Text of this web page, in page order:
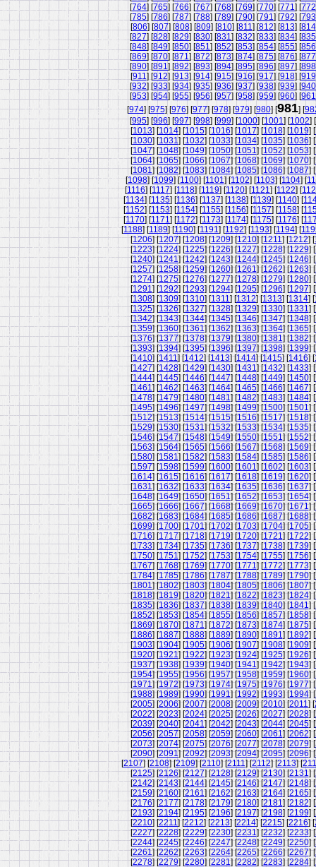
[764] [765] [766] [767] [768] [769] [770] [771] [772
[785] [786] [787] [788] [789] [790] [791] [792] [793
[806] [807] [808] [809] [810] [811] [812] [813] [814
[827] [828] [829] [830] [831] [832] [833] [834] [835
[848] [849] [850] [851] [852] [853] [854] [855] [856
[869] [870] [871] [872] [873] [874] [875] [876] [877
[890] [891] [892] [893] [894] [895] [896] [897] [898
[911] [912] [913] [914] [915] [916] [917] [918] [919
[932] [933] [934] [935] [936] [937] [938] [939] [940
[953] [954] [955] [956] [957] [958] [959] [960] [961
[974] [975] [976] [977] [978] [979] [980] [981] [
[995] [996] [997] [998] [999] [1000] [1001] [1002] [
[1013] [1014] [1015] [1016] [1017] [1018] [1019] [
[1030] [1031] [1032] [1033] [1034] [1035] [1036] [
[1047] [1048] [1049] [1050] [1051] [1052] [1053] [
[1064] [1065] [1066] [1067] [1068] [1069] [1070] [
[1081] [1082] [1083] [1084] [1085] [1086] [1087] [
[1098] [1099] [1100] [1101] [1102] [1103] [1104] [
[1116] [1117] [1118] [1119] [1120] [1121] [1122] [
[1134] [1135] [1136] [1137] [1138] [1139] [1140] [
[1152] [1153] [1154] [1155] [1156] [1157] [1158] [
[1170] [1171] [1172] [1173] [1174] [1175] [1176] [
[1188] [1189] [1190] [1191] [1192] [1193] [1194] [
[1206] [1207] [1208] [1209] [1210] [1211] [1212] [
[1223] [1224] [1225] [1226] [1227] [1228] [1229] [
[1240] [1241] [1242] [1243] [1244] [1245] [1246] [
[1257] [1258] [1259] [1260] [1261] [1262] [1263] [
[1274] [1275] [1276] [1277] [1278] [1279] [1280] [
[1291] [1292] [1293] [1294] [1295] [1296] [1297] [
[1308] [1309] [1310] [1311] [1312] [1313] [1314] [
[1325] [1326] [1327] [1328] [1329] [1330] [1331] [
[1342] [1343] [1344] [1345] [1346] [1347] [1348] [
[1359] [1360] [1361] [1362] [1363] [1364] [1365] [
[1376] [1377] [1378] [1379] [1380] [1381] [1382] [
[1393] [1394] [1395] [1396] [1397] [1398] [1399] [
[1410] [1411] [1412] [1413] [1414] [1415] [1416] [
[1427] [1428] [1429] [1430] [1431] [1432] [1433] [
[1444] [1445] [1446] [1447] [1448] [1449] [1450] [
[1461] [1462] [1463] [1464] [1465] [1466] [1467] [
[1478] [1479] [1480] [1481] [1482] [1483] [1484] [
[1495] [1496] [1497] [1498] [1499] [1500] [1501] [
[1512] [1513] [1514] [1515] [1516] [1517] [1518] [
[1529] [1530] [1531] [1532] [1533] [1534] [1535] [
[1546] [1547] [1548] [1549] [1550] [1551] [1552] [
[1563] [1564] [1565] [1566] [1567] [1568] [1569] [
[1580] [1581] [1582] [1583] [1584] [1585] [1586] [
[1597] [1598] [1599] [1600] [1601] [1602] [1603] [
[1614] [1615] [1616] [1617] [1618] [1619] [1620] [
[1631] [1632] [1633] [1634] [1635] [1636] [1637] [
[1648] [1649] [1650] [1651] [1652] [1653] [1654] [
[1665] [1666] [1667] [1668] [1669] [1670] [1671] [
[1682] [1683] [1684] [1685] [1686] [1687] [1688] [
[1699] [1700] [1701] [1702] [1703] [1704] [1705] [
[1716] [1717] [1718] [1719] [1720] [1721] [1722] [
[1733] [1734] [1735] [1736] [1737] [1738] [1739] [
[1750] [1751] [1752] [1753] [1754] [1755] [1756] [
[1767] [1768] [1769] [1770] [1771] [1772] [1773] [
[1784] [1785] [1786] [1787] [1788] [1789] [1790] [
[1801] [1802] [1803] [1804] [1805] [1806] [1807] [
[1818] [1819] [1820] [1821] [1822] [1823] [1824] [
[1835] [1836] [1837] [1838] [1839] [1840] [1841] [
[1852] [1853] [1854] [1855] [1856] [1857] [1858] [
[1869] [1870] [1871] [1872] [1873] [1874] [1875] [
[1886] [1887] [1888] [1889] [1890] [1891] [1892] [
[1903] [1904] [1905] [1906] [1907] [1908] [1909] [
[1920] [1921] [1922] [1923] [1924] [1925] [1926] [
[1937] [1938] [1939] [1940] [1941] [1942] [1943] [
[1954] [1955] [1956] [1957] [1958] [1959] [1960] [
[1971] [1972] [1973] [1974] [1975] [1976] [1977] [
[1988] [1989] [1990] [1991] [1992] [1993] [1994] [
[2005] [2006] [2007] [2008] [2009] [2010] [2011] [
[2022] [2023] [2024] [2025] [2026] [2027] [2028] [
[2039] [2040] [2041] [2042] [2043] [2044] [2045] [
[2056] [2057] [2058] [2059] [2060] [2061] [2062] [
[2073] [2074] [2075] [2076] [2077] [2078] [2079] [
[2090] [2091] [2092] [2093] [2094] [2095] [2096] [
[2107] [2108] [2109] [2110] [2111] [2112] [2113] [
[2125] [2126] [2127] [2128] [2129] [2130] [2131] [
[2142] [2143] [2144] [2145] [2146] [2147] [2148] [
[2159] [2160] [2161] [2162] [2163] [2164] [2165] [
[2176] [2177] [2178] [2179] [2180] [2181] [2182] [
[2193] [2194] [2195] [2196] [2197] [2198] [2199] [
[2210] [2211] [2212] [2213] [2214] [2215] [2216] [
[2227] [2228] [2229] [2230] [2231] [2232] [2233] [
[2244] [2245] [2246] [2247] [2248] [2249] [2250] [
[2261] [2262] [2263] [2264] [2265] [2266] [2267] [
[2278] [2279] [2280] [2281] [2282] [2283] [2284] [